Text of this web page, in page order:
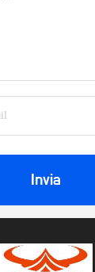
Invia